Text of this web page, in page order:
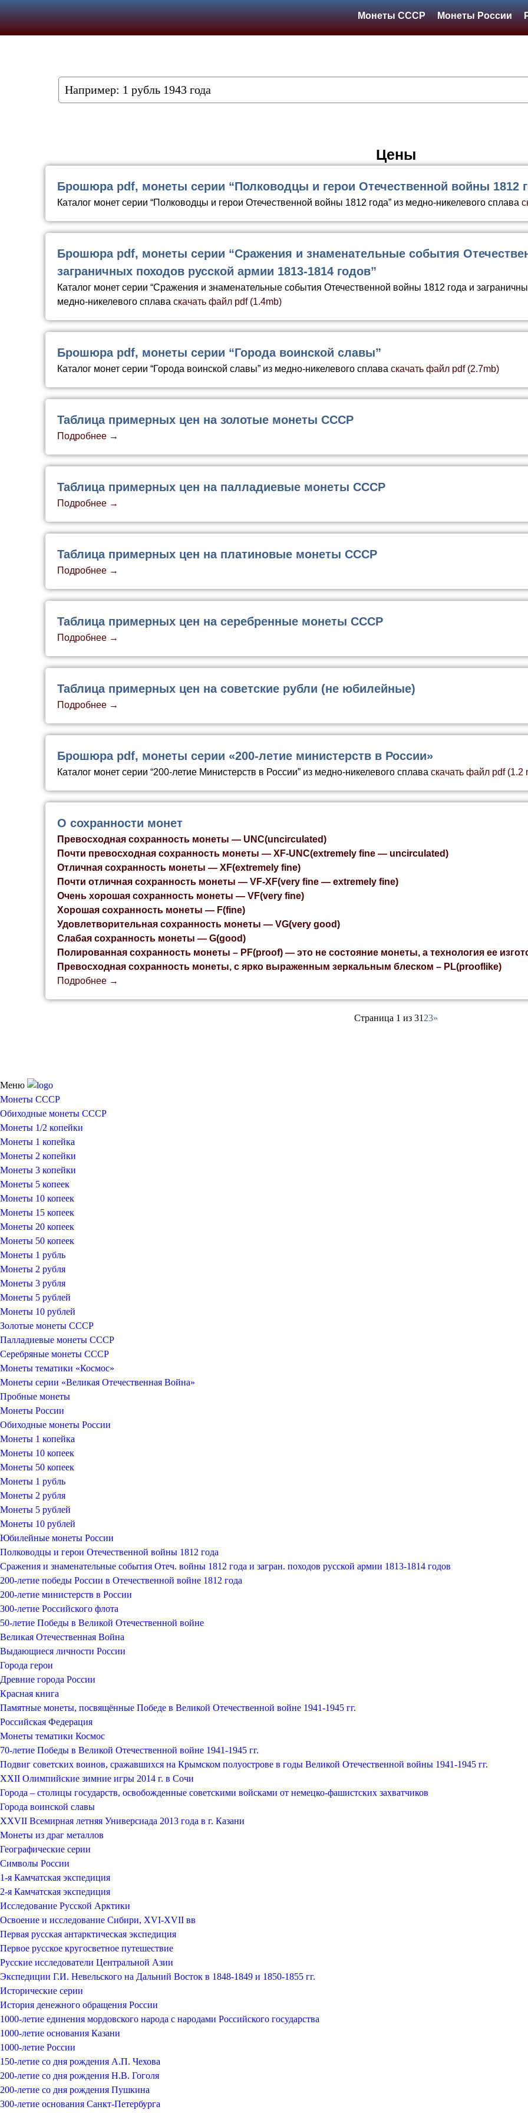
Монеты СССР Монеты России
Цены
Брошюра pdf, монеты серии “Полководцы и герои Отечественной войны 1812
Каталог монет серии “Полководцы и герои Отечественной войны 1812 года” из медно-никелевого сплава
Брошюра pdf, монеты серии “Сражения и знаменательные события
заграничных походов русской армии 1813-1814 годов”
Каталог монет серии “Сражения и знаменательные события Отечественной войны 1812 года и
медно-никелевого сплава скачать файл pdf (1.4mb)
Брошюра pdf, монеты серии “Города воинской славы”
Каталог монет серии “Города воинской славы” из медно-никелевого сплава скачать файл pdf (2.7mb)
Таблица примерных цен на золотые монеты СССР
Подробнее →
Таблица примерных цен на палладиевые монеты СССР
Подробнее →
Таблица примерных цен на платиновые монеты СССР
Подробнее →
Таблица примерных цен на серебренные монеты СССР
Подробнее →
Таблица примерных цен на советские рубли (не юбилейные)
Подробнее →
Брошюра pdf, монеты серии «200-летие министерств в России»
Каталог монет серии “200-летие Министерств в России” из медно-никелевого сплава скачать файл pdf (1.2
О сохранности монет
Превосходная сохранность монеты — UNC(uncirculated)
Почти превосходная сохранность монеты — XF-UNC(extremely fine — uncirculated)
Отличная сохранность монеты — XF(extremely fine)
Почти отличная сохранность монеты — VF-XF(very fine — extremely fine)
Очень хорошая сохранность монеты — VF(very fine)
Хорошая сохранность монеты — F(fine)
Удовлетворительная сохранность монеты — VG(very good)
Cлабая сохранность монеты — G(good)
Полированная сохранность монеты – PF(proof) — это не состояние монеты, а технология ее
Превосходная сохранность монеты, с ярко выраженным зеркальным блеском – PL(prooflike)
Подробнее →
Страница 1 из 31 23»
Меню
Монеты СССР
Обиходные монеты СССР
Монеты 1/2 копейки
Монеты 1 копейка
Монеты 2 копейки
Монеты 3 копейки
Монеты 5 копеек
Монеты 10 копеек
Монеты 15 копеек
Монеты 20 копеек
Монеты 50 копеек
Монеты 1 рубль
Монеты 2 рубля
Монеты 3 рубля
Монеты 5 рублей
Монеты 10 рублей
Золотые монеты СССР
Палладиевые монеты СССР
Серебряные монеты CCCР
Монеты тематики «Космос»
Монеты серии «Великая Отечественная Война»
Пробные монеты
Монеты России
Обиходные монеты России
Монеты 1 копейка
Монеты 10 копеек
Монеты 50 копеек
Монеты 1 рубль
Монеты 2 рубля
Монеты 5 рублей
Монеты 10 рублей
Юбилейные монеты России
Полководцы и герои Отечественной войны 1812 года
Сражения и знаменательные события Отеч. войны 1812 года и загран. походов русской армии 1813-1814 годов
200-летие победы России в Отечественной войне 1812 года
200-летие министерств в России
300-летие Российского флота
50-летие Победы в Великой Отечественной войне
Великая Отечественная Война
Выдающиеся личности России
Города герои
Древние города России
Красная книга
Памятные монеты, посвящённые Победе в Великой Отечественной войне 1941-1945 гг.
Российская Федерация
Монеты тематики Космос
70-летие Победы в Великой Отечественной войне 1941-1945 гг.
Подвиг советских воинов, сражавшихся на Крымском полуострове в годы Великой Отечественной войны 1941-1945 гг.
XXII Олимпийские зимние игры 2014 г. в Сочи
Города – столицы государств, освобожденные советскими войсками от немецко-фашистских захватчиков
Города воинской славы
XXVII Всемирная летняя Универсиада 2013 года в г. Казани
Монеты из драг металлов
Географические серии
Символы России
1-я Камчатская экспедиция
2-я Камчатская экспедиция
Исследование Русской Арктики
Освоение и исследование Сибири, XVI-XVII вв
Первая русская антарктическая экспедиция
Первое русское кругосветное путешествие
Русские исследователи Центральной Азии
Экспедиции Г.И. Невельского на Дальний Восток в 1848-1849 и 1850-1855 гг.
Исторические серии
История денежного обращения России
1000-летие единения мордовского народа с народами Российского государства
1000-летие основания Казани
1000-летие России
150-летие со дня рождения А.П. Чехова
200-летие со дня рождения Н.В. Гоголя
200-летие со дня рождения Пушкина
300-летие основания Санкт-Петербурга